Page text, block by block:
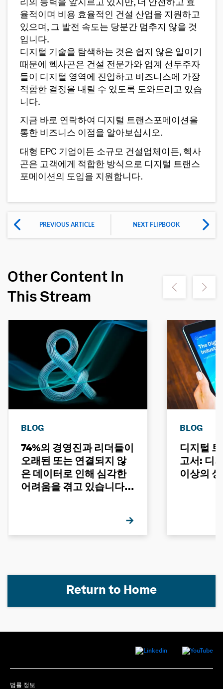
리의 능력을 앞지르고 있지만, 더 안전하고 효
율적이며 비용 효율적인 건설 산업을 지원하고
있으며, 그 발전 속도는 당분간 멈추지 않을 것
입니다.
디지털 기술을 탐색하는 것은 쉽지 않은 일이기
때문에 헥사곤은 건설 전문가와 업계 선두주자
들이 디지털 영역에 진입하고 비즈니스에 가장
적합한 결정을 내릴 수 있도록 도와드리고 있습
니다.
지금 바로 연락하여 디지털 트랜스포메이션을
통한 비즈니스 이점을 알아보십시오.
대형 EPC 기업이든 소규모 건설업체이든, 헥사
곤은 고객에게 적합한 방식으로 디지털 트랜스
포메이션의 도입을 지원합니다.
PREVIOUS ARTICLE NEXT FLIPBOOK
Other Content In
This Stream
Show previousShow
BLOG
74%의 경영진과 리더들이
오래된 또는 연결되지 않
은 데이터로 인해 심각한
어려움을 겪고 있습니다 -
BLOG
디지털
고서: 디
이상의
Return to Home
법률 정보